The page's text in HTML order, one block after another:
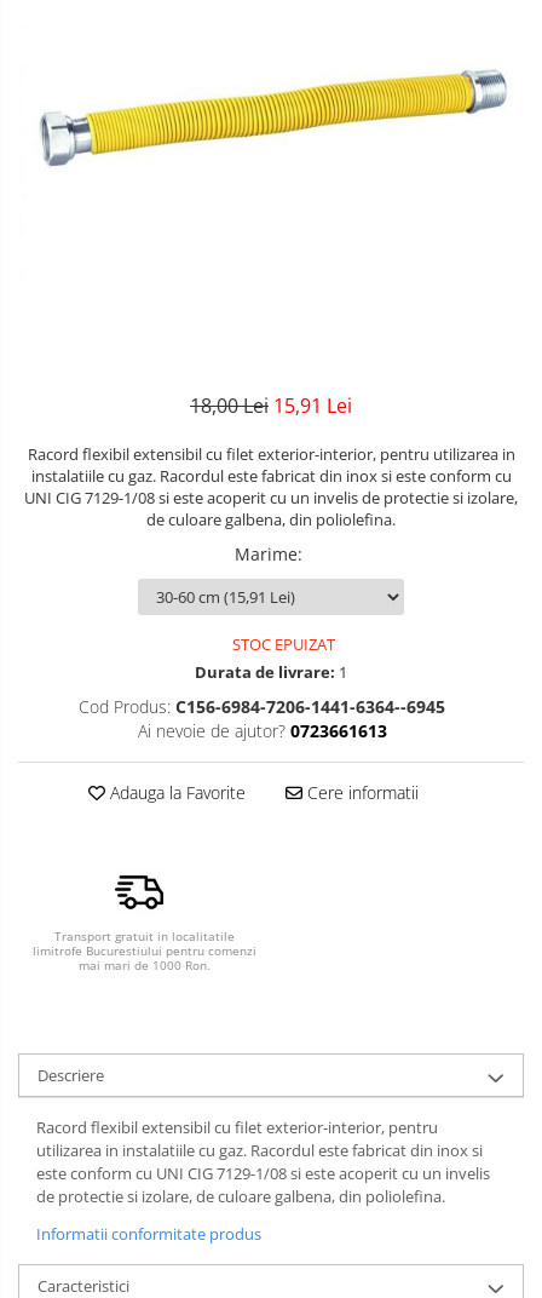
18,00 Lei 15,91 Lei
Racord flexibil extensibil cu filet exterior-interior, pentru utilizarea in
instalatiile cu gaz. Racordul este fabricat din inox si este conform cu
UNI CIG 7129-1/08 si este acoperit cu un invelis de protectie si izolare,
de culoare galbena, din poliolefina.
Marime:
STOC EPUIZAT
Durata de livrare: 1
Cod Produs: C156-6984-7206-1441-6364--6945
Ai nevoie de ajutor? 0723661613
Adauga la Favorite Cere informatii
Transport gratuit in localitatile
limitrofe Bucurestiului pentru comenzi
mai mari de 1000 Ron.
Descriere
Racord flexibil extensibil cu filet exterior-interior, pentru
utilizarea in instalatiile cu gaz. Racordul este fabricat din inox si
este conform cu UNI CIG 7129-1/08 si este acoperit cu un invelis
de protectie si izolare, de culoare galbena, din poliolefina.
Informatii conformitate produs
Caracteristici